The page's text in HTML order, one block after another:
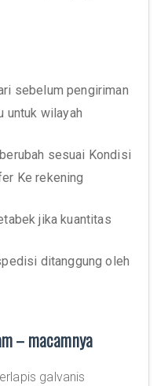
sebelum pengiriman
untuk wilayah
sesuai Kondisi
Ke rekening
jika kuantitas
ditanggung oleh
– macamnya
galvanis